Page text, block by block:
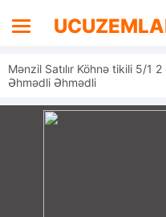
Mənzil Satılır Köhnə tikili 5/1
Əhmədli Əhmədli